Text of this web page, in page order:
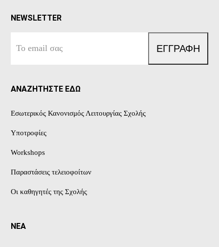
NEWSLETTER
email
ΕΓΓΡΑΦΗ
ΑΝΑΖΗΤΗΣΤΕ ΕΔΩ
Εσωτερικός Κανονισμός Λειτουργίας Σχολής
Υποτροφίες
Workshops
Παραστάσεις τελειοφοίτων
Οι καθηγητές της Σχολής
ΝΕΑ